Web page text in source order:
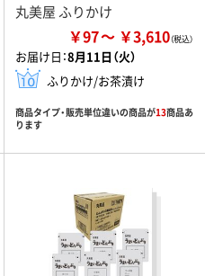
丸美屋 ふりかけ
￥97 ￥3,610
お届け日：8月11日（火）
ふりかけ/お茶漬け
商品タイプ・販売単位違いの商品が13商品あ
ります